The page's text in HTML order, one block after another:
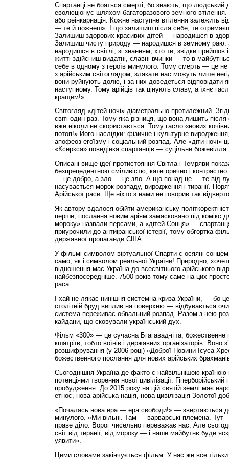
Спартанці не бояться смерті, бо знають, що людський
еволюціонує шляхом багаторазового земного втілення.
або реінкарнація. Кожне наступне втілення залежить
— те й пожнеш». І що залишиш після себе, те отримаєш
Залишиш здорових красивих дітей — народишся в
Залишиш чисту природу — народишся в земному
народишся в світлі, зі знанням, хто ти, звідки
житті здійсниш видатні, славні вчинки — то в
себе в одному з героїв минулого. Тому смерть — це не
з арійським світоглядом, злякати нас можуть лише
вони руйнують долю, і за них доведеться відповідати
наступному. Тому арійців так цінують славу, а їхнє
кращим!».
Світогляд «дітей ночі» діаметрально протилежний.
світі один раз. Тому яка різниця, що вона лишить
вже ніколи не скористається. Тому гасло «нових
потоп!» Його наслідки: фізичне і культурне
апофеоз егоїзму і соціальний розпад. Але «діти ночі»
«Ксеркса» поведінка спартанців — суцільне божевілля.
Описані вище ідеї протистояння Світла і Темряви
безпрецедентною сміливістю, категорично і
— це добро, а зло — це зло. А що понад це — те від
насувається морок розпаду, виродження і тиранії.
Арійської раси. Ще ніхто з нами не говорив так
Як автору вдалося обійти американську
перше, послання новим аріям замасковано під комікс
мороку» назвали персами, а «дітей Сонця» —
приурочили до антиіранської істерії, тому обгортка
державної пропаганди США.
У фільмі символом віртуальної Спарти є осяяні
само, як і символом реальної України! Природно,
відношення має Україна до всесвітнього арійського
найбезпосередніше. 7500 років тому саме на цих
раса.
І хай не лякає нинішня системна криза України, — бо
столітній бруд виплив на поверхню — відбувається
система переживає обвальний розпад. Разом з нею
кайдани, що сковували український дух.
Фільм «300» — це сучасна Бгагавад-гіта, божественне
кшатріїв, тобто воїнів і державних організаторів. Воно
розшифрування (у 2006 році) «Доброї Новини Ісуса
божественного послання для нових арійських
Сьогоднішня Україна де-факто є найвільнішою
потенціями творення нової цивілізації.
пробудження. До 2015 року на цій святій землі має
етнос, нова арійська нація, нова цивілізація Золотої
«Почалась нова ера — ера свободи!» — звертаються
минулого. «Ми вільні. Там — варварські племена.
праве діло. Ворог чисельно переважає нас. Але
світ від тиранії, від мороку — і наше майбутнє буде
уявити».
Цими словами закінчується фільм. У нас же все